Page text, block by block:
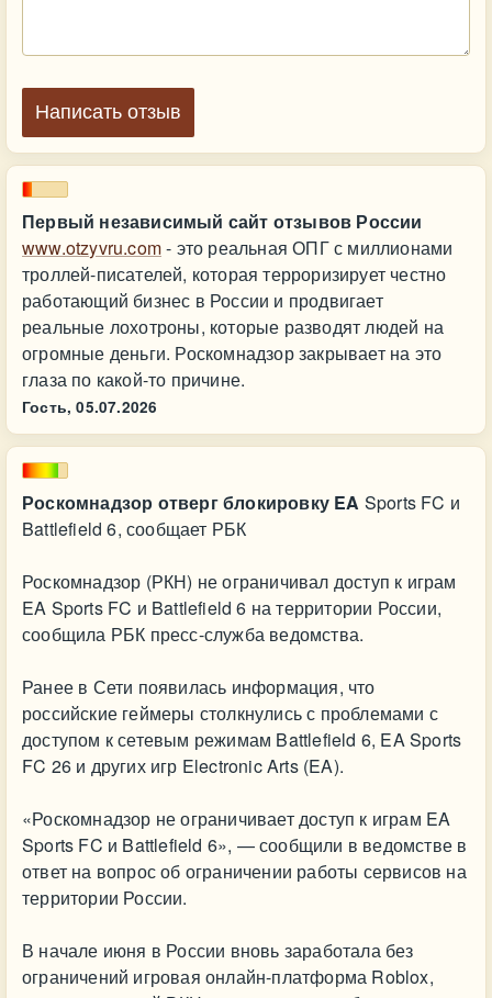
Первый независимый сайт отзывов России
www.otzyvru.com- это реальная ОПГ с миллионами
троллей-писателей, которая терроризирует честно
работающий бизнес в России и продвигает
реальные лохотроны, которые разводят людей на
огромные деньги. Роскомнадзор закрывает на это
глаза по какой-то причине.
Гость, 05.07.2026
Роскомнадзор отверг блокировку EA Sports FC и
Battlefield 6, сообщает РБК
Роскомнадзор (РКН) не ограничивал доступ к играм
EA Sports FC и Battlefield 6 на территории России,
сообщила РБК пресс-служба ведомства.
Ранее в Сети появилась информация, что
российские геймеры столкнулись с проблемами с
доступом к сетевым режимам Battlefield 6, EA Sports
FC 26 и других игр Electronic Arts (EA).
«Роскомнадзор не ограничивает доступ к играм EA
Sports FC и Battlefield 6», — сообщили в ведомстве в
ответ на вопрос об ограничении работы сервисов на
территории России.
В начале июня в России вновь заработала без
ограничений игровая онлайн-платформа Roblox,
Написать отзыв